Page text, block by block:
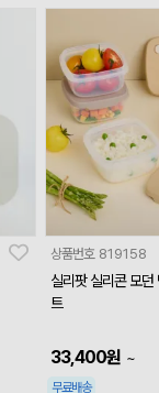
상품번호 819158
실리팟 실리콘 모
트
33,400원 ~
무료배송